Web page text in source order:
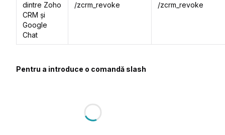
dintre Zoho
CRM și
Google
Chat
/zcrm_revoke /zcrm_revoke
Pentru a introduce o comandă slash